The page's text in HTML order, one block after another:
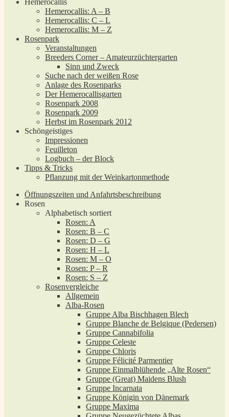
Hemerocallis
Hemerocallis: A – B
Hemerocallis: C – L
Hemerocallis: M – Z
Rosenpark
Veranstaltungen
Breeders Corner – Amateurzüchtergarten
Sinn und Zweck
Suche nach der weißen Rose
Anlage des Rosenparks
Der Hemerocallisgarten
Rosenpark 2008
Rosenpark 2009
Herbst im Rosenpark 2012
Schöngeistiges
Impressionen
Feuilleton
Logbuch – der Block
Tipps & Tricks
Pflanzung mit der Weinkartonmethode
Öffnungszeiten und Anfahrtsbeschreibung
Rosen
Alphabetisch sortiert
Rosen: A
Rosen: B – C
Rosen: D – G
Rosen: H – L
Rosen: M – O
Rosen: P – R
Rosen: S – Z
Rosenvergleiche
Allgemein
Alba-Rosen
Gruppe Alba Bischhagen Blech
Gruppe Blanche de Belgique (Pedersen)
Gruppe Cannabifolia
Gruppe Celeste
Gruppe Chloris
Gruppe Félicité Parmentier
Gruppe Einmalblühende „Alte Rosen“
Gruppe (Great) Maidens Blush
Gruppe Incarnata
Gruppe Königin von Dänemark
Gruppe Maxima